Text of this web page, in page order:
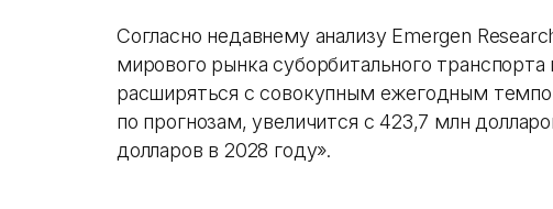
Согласно недавнему анализу Emergen
мирового рынка суборбитального
расширяться с совокупным ежегодным
по прогнозам, увеличится с 423,7 млн
долларов в 2028 году».